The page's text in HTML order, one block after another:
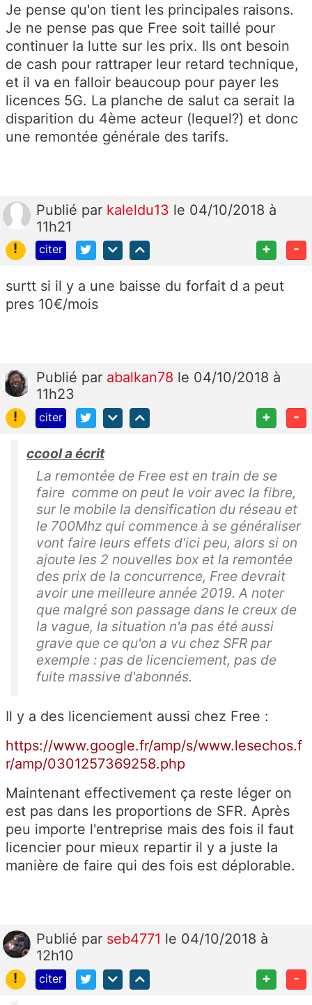
Je pense qu'on tient les principales raisons.
Je ne pense pas que Free soit taillé pour
continuer la lutte sur les prix. Ils ont besoin
de cash pour rattraper leur retard technique,
et il va en falloir beaucoup pour payer les
licences 5G. La planche de salut ca serait la
disparition du 4ème acteur (lequel?) et donc
une remontée générale des tarifs.
Publié par kaleldu13 le 04/10/2018 à
11h21
!
citer + -
surtt si il y a une baisse du forfait d a peut
pres 10€/mois
Publié par abalkan78 le 04/10/2018 à
11h23
!
citer + -
ccool a écrit
La remontée de Free est en train de se
faire comme on peut le voir avec la fibre,
sur le mobile la densification du réseau et
le 700Mhz qui commence à se généraliser
vont faire leurs effets d'ici peu, alors si on
ajoute les 2 nouvelles box et la remontée
des prix de la concurrence, Free devrait
avoir une meilleure année 2019. A noter
que malgré son passage dans le creux de
la vague, la situation n'a pas été aussi
grave que ce qu'on a vu chez SFR par
exemple : pas de licenciement, pas de
fuite massive d'abonnés.
Il y a des licenciement aussi chez Free :
https://www.google.fr/amp/s/www.lesechos.f
r/amp/0301257369258.php
Maintenant effectivement ça reste léger on
est pas dans les proportions de SFR. Après
peu importe l'entreprise mais des fois il faut
licencier pour mieux repartir il y a juste la
manière de faire qui des fois est déplorable.
Publié par seb4771 le 04/10/2018 à
12h10
!
citer + -